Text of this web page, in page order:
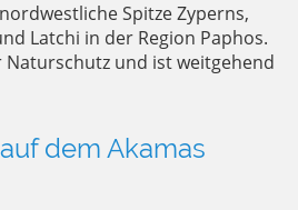
Spitze Zyperns,
Latchi in der Region Paphos.
und ist weitgehend
dem Akamas